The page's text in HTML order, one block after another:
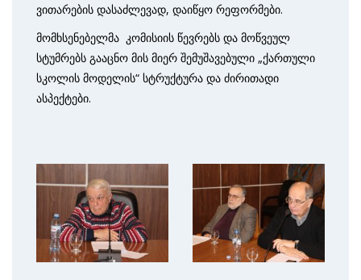
ვითარების დასაძლევად, დაიწყო რეფორმები.
მომხსენებელმა კომისიის წევრებს და მოწვეულ
სტუმრებს გააცნო მის მიერ შემუშავებული „ქართული
სკოლის მოდელის“ სტრუქტურა და ძირითადი
ასპექტები.